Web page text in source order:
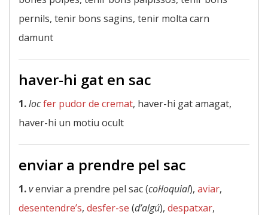
pernils, tenir bons sagins, tenir molta carn
damunt
haver-hi gat en sac
1.locfer pudor de cremat, haver-hi gat amagat,
haver-hi un motiu ocult
enviar a prendre pel sac
1.venviar a prendre pel sac (col·loquial), aviar,
desentendre’s, desfer-se (d’algú), despatxar,